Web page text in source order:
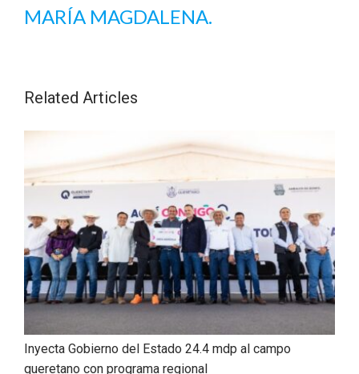
MARÍA MAGDALENA.
Related Articles
Inyecta Gobierno del Estado 24.4 mdp al campo
queretano con programa regional